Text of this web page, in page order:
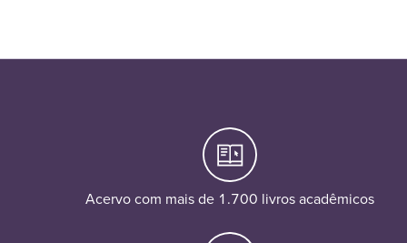
Acervo com mais de 1.700 livros acadêmicos